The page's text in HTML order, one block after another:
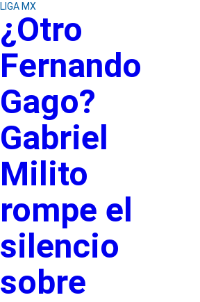
LIGA MX
¿Otro
Fernando
Gago?
Gabriel
Milito
rompe el
silencio
sobre